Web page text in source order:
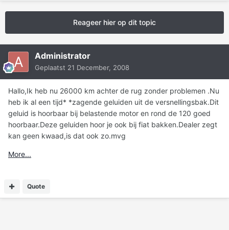
Reageer hier op dit topic
Administrator
Geplaatst 21 December, 2008
Hallo,Ik heb nu 26000 km achter de rug zonder problemen .Nu
heb ik al een tijd* *zagende geluiden uit de versnellingsbak.Dit
geluid is hoorbaar bij belastende motor en rond de 120 goed
hoorbaar.Deze geluiden hoor je ook bij fiat bakken.Dealer zegt
kan geen kwaad,is dat ook zo.mvg
More...
Quote